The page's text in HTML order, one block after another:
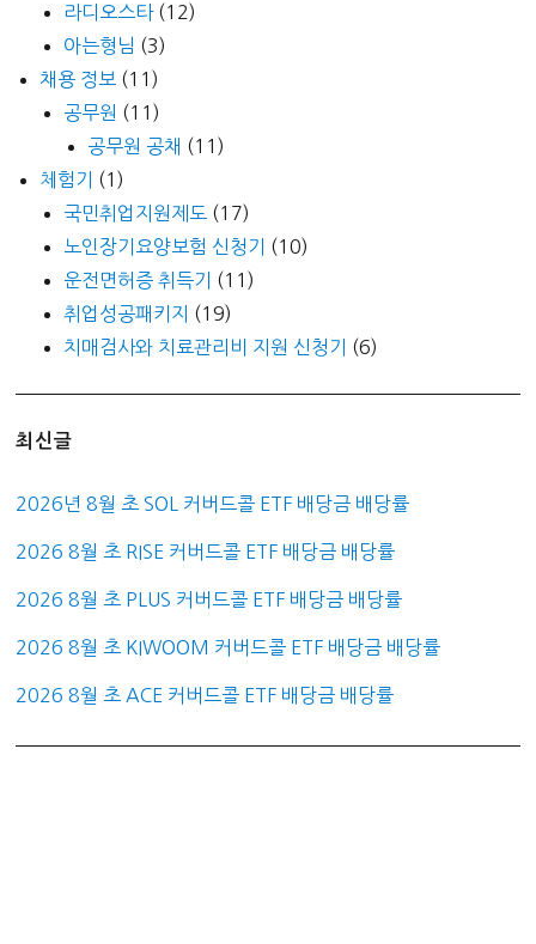
라디오스타(12)
아는형님 (3)
채용 정보 (11)
공무원 (11)
공무원 공채 (11)
체험기
(1)
국민취업지원제도 (17)
노인장기요양보험 신청기
(10)
운전면허증 취득기
(11)
취업성공패키지
(19)
치매검사와 치료관리비 지원 신청기
(6)
최신글
2026년 8월 초 SOL 커버드콜 ETF 배당금 배당률
2026 8월 초 RISE 커버드콜 ETF 배당금 배당률
2026 8월 초 PLUS 커버드콜 ETF 배당금 배당률
2026 8월 초 KIWOOM 커버드콜 ETF 배당금 배당률
2026 8월 초 ACE 커버드콜 ETF 배당금 배당률